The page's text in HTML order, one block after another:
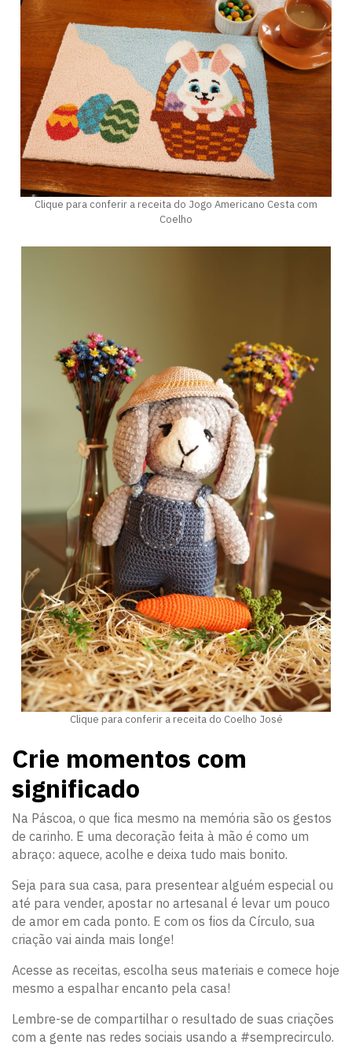
Clique para conferir a receita do Jogo Americano Cesta com
Coelho
Clique para conferir a receita do Coelho José
Crie momentos com
significado
Na Páscoa, o que fica mesmo na memória são os gestos
de carinho. E uma decoração feita à mão é como um
abraço: aquece, acolhe e deixa tudo mais bonito.
Seja para sua casa, para presentear alguém especial ou
até para vender, apostar no artesanal é levar um pouco
de amor em cada ponto. E com os fios da Círculo, sua
criação vai ainda mais longe!
Acesse as receitas, escolha seus materiais e comece hoje
mesmo a espalhar encanto pela casa!
Lembre-se de compartilhar o resultado de suas criações
com a gente nas redes sociais usando a #semprecirculo.